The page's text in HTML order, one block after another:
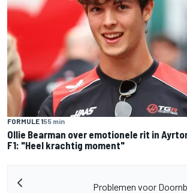
FORMULE 155 min
Ollie Bearman over emotionele rit in
F1: "Heel krachtig moment"
Problemen voor